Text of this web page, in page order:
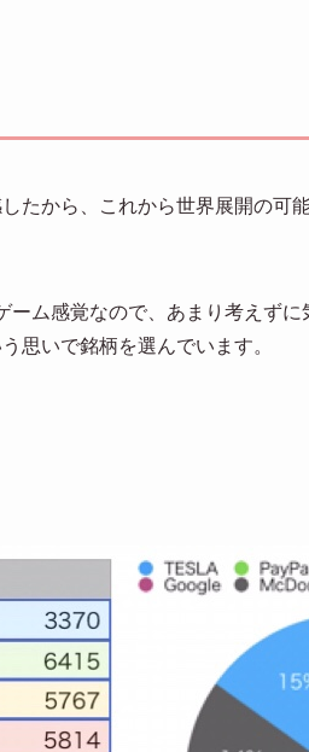
たから、これから世界展開の可
ム感覚なので、あまり考えず
思いで銘柄を選んでいます。